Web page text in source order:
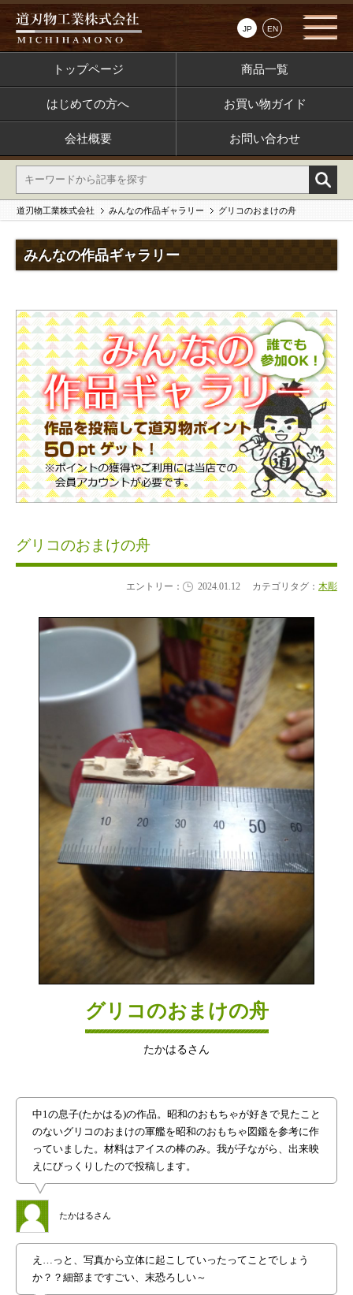
JP EN
トップページ 商品一覧
はじめての方へ お買い物ガイド
会社概要 お問い合わせ
道刃物工業株式会社 みんなの作品ギャラリー グリコのおまけの舟
みんなの作品ギャラリー
グリコのおまけの舟
エントリー： 2024.01.12 カテゴリタグ： 木彫
グリコのおまけの舟
たかはるさん
たかはるさん
中1の息子(たかはる)の作品。昭和のおもちゃが好きで見たこと
のないグリコのおまけの軍艦を昭和のおもちゃ図鑑を参考に作
っていました。材料はアイスの棒のみ。我が子ながら、出来映
えにびっくりしたので投稿します。
え…っと、写真から立体に起こしていったってことでしょう
か？？細部まですごい、末恐ろしい～